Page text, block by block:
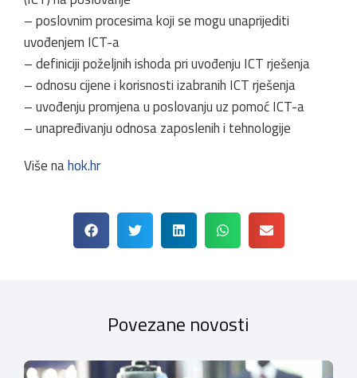
– poslovnim procesima koji se mogu unaprijediti
uvođenjem ICT-a
– definiciji poželjnih ishoda pri uvođenju ICT rješenja
– odnosu cijene i korisnosti izabranih ICT rješenja
– uvođenju promjena u poslovanju uz pomoć ICT-a
– unapređivanju odnosa zaposlenih i tehnologije
Više nahok.hr
Povezane novosti